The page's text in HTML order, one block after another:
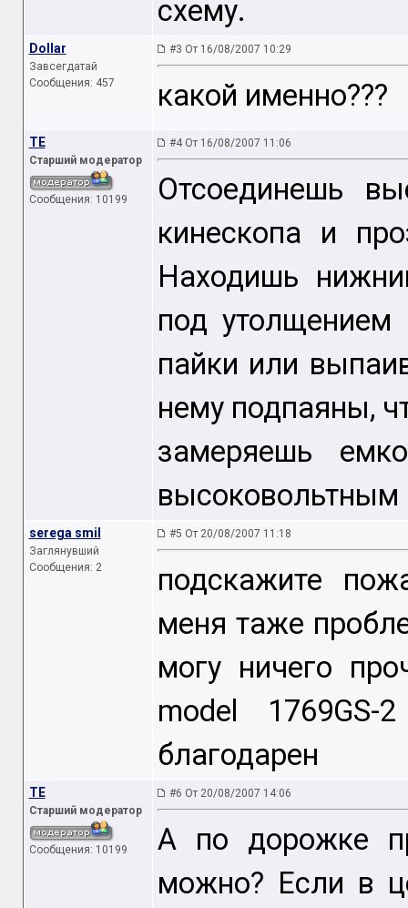
схему.
Dollar
Завсегдатай
Сообщения: 457
#3 От 16/08/2007 10:29
какой именно???
TE
Старший модератор
Сообщения: 10199
#4 От 16/08/2007 11:06
Отсоединешь
кинескопа и
Находишь
под
пайки или
нему подпаяны,
замеряешь
высоковольтным
serega smil
Заглянувший
Сообщения: 2
#5 От 20/08/2007 11:18
подскажите
меня таже
могу ничего
model
благодарен
TE
Старший модератор
Сообщения: 10199
#6 От 20/08/2007 14:06
А по дорожке
можно? Если в